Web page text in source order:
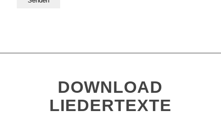
DOWNLOAD
LIEDERTEXTE